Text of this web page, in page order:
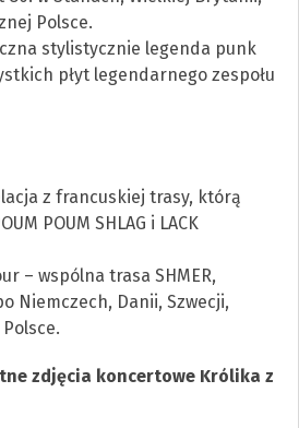
Polsce.
stylistycznie legenda punk
płyt legendarnego zespołu
z francuskiej trasy, którą
POUM SHLAG i LACK
– wspólna trasa SHMER,
Niemczech, Danii, Szwecji,
zdjęcia koncertowe Królika z